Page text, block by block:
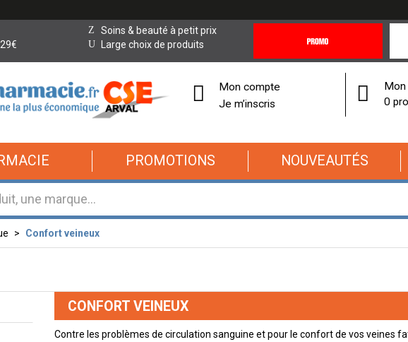
Soins & beauté à petit prix
Large choix de produits
Offres
Mon compte
Je m’inscris
Mon
0
PROMOTIONS NOUVEAUTÉS
Confort veineux
CONFORT VEINEUX
Contre les problèmes de circulation sanguine et pour le confort de vos veines